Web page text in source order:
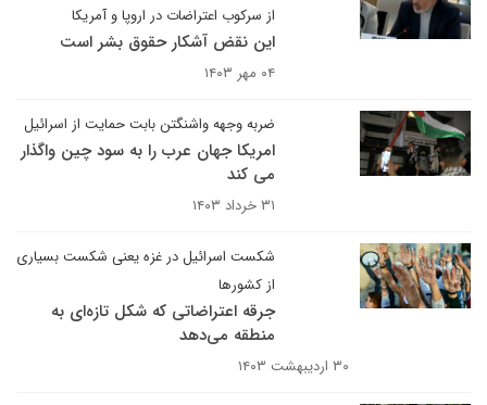
از سرکوب اعتراضات در اروپا و آمریکا
این نقض آشکار حقوق بشر است
۰۴ مهر ۱۴۰۳
ضربه وجهه واشنگتن بابت حمایت از اسرائیل
امریکا جهان عرب را به سود چین واگذار
می کند
۳۱ خرداد ۱۴۰۳
شکست اسرائیل در غزه یعنی شکست بسیاری
از کشورها
جرقه اعتراضاتی که شکل تازه‌ای به
منطقه می‌دهد
۳۰ اردیبهشت ۱۴۰۳